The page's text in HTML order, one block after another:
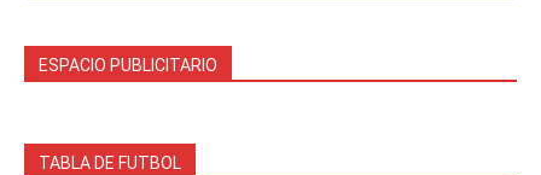
ESPACIO PUBLICITARIO
TABLA DE FUTBOL